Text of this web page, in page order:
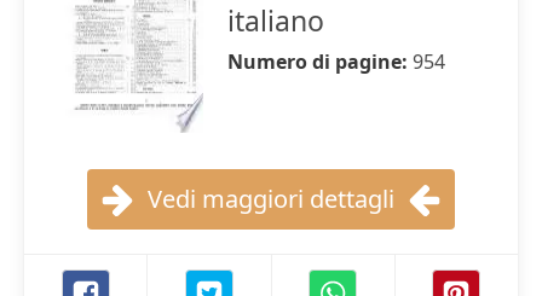
italiano
Numero di pagine: 954
Vedi maggiori dettagli